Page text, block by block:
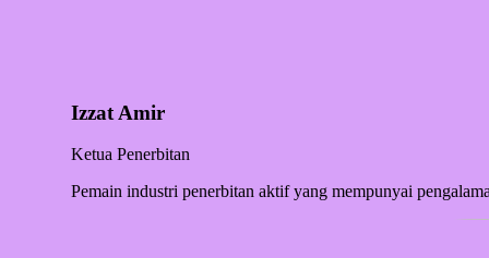
Izzat Amir
Ketua Penerbitan
Pemain industri penerbitan aktif yang mempunyai